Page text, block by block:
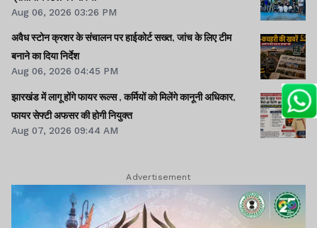
Aug 06, 2026 03:26 PM
अवैध स्टोन क्रशर के संचालन पर हाईकोर्ट सख्त, जांच के लिए टीम
बनाने का दिया निर्देश
Aug 06, 2026 04:45 PM
झारखंड में लागू होंगे फायर रूल्स , कर्मियों को मिलेंगे कानूनी अधिकार,
फायर सेफ्टी अफसर की होगी नियुक्त
Aug 07, 2026 09:44 AM
Advertisement